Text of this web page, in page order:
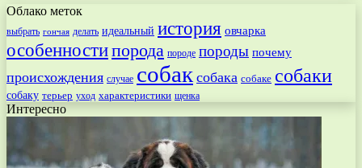
Облако меток
выбрать гончая делать идеальный история овчарка
особенностипорода породе породы почему
происхождения случае собак собака собаке собаки
собаку терьер уход характеристики щенка
Интересно